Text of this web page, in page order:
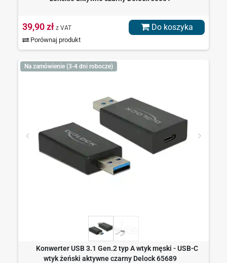
39,90 zł z VAT
Porównaj produkt
Do koszyka
Na zamówienie (3-4 dni robocze)
Konwerter USB 3.1 Gen.2 typ A wtyk męski - USB-C
wtyk żeński aktywne czarny Delock 65689